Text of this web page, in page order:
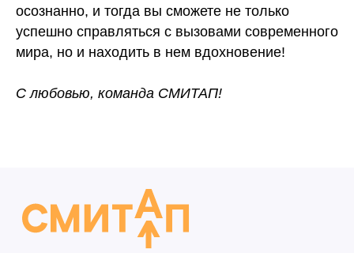
осознанно, и тогда вы сможете не только
успешно справляться с вызовами современного
мира, но и находить в нем вдохновение!
С любовью, команда СМИТАП!